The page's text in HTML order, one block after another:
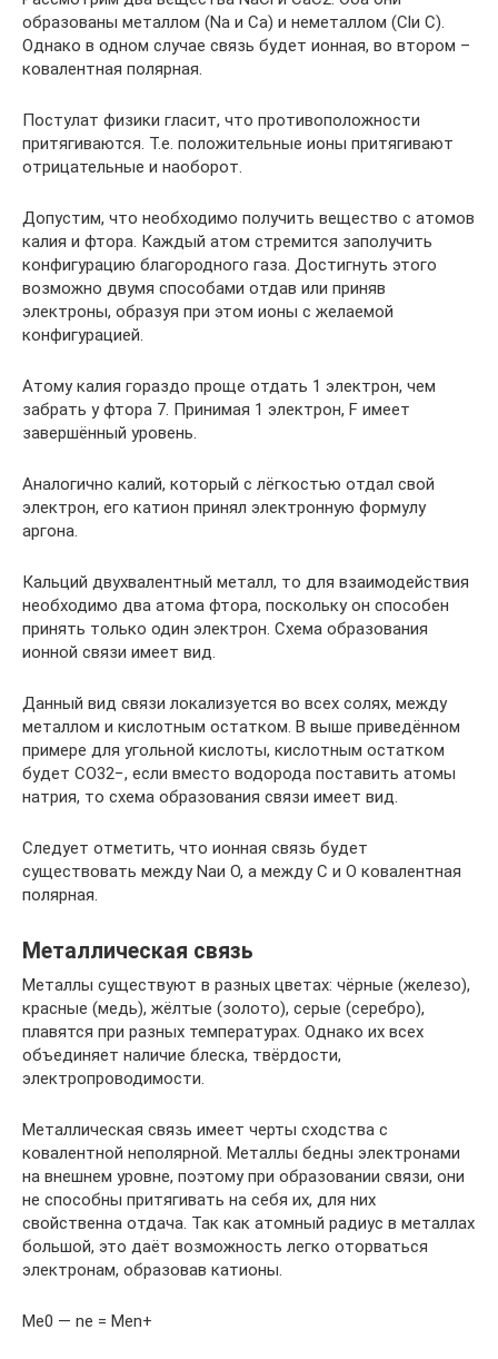
образованы металлом (Na и Са) и неметаллом (Clи С).
Однако в одном случае связь будет ионная, во втором –
ковалентная полярная.
Постулат физики гласит, что противоположности
притягиваются. Т.е. положительные ионы притягивают
отрицательные и наоборот.
Допустим, что необходимо получить вещество с атомов
калия и фтора. Каждый атом стремится заполучить
конфигурацию благородного газа. Достигнуть этого
возможно двумя способами отдав или приняв
электроны, образуя при этом ионы с желаемой
конфигурацией.
Атому калия гораздо проще отдать 1 электрон, чем
забрать у фтора 7. Принимая 1 электрон, F имеет
завершённый уровень.
Аналогично калий, который с лёгкостью отдал свой
электрон, его катион принял электронную формулу
аргона.
Кальций двухвалентный металл, то для взаимодействия
необходимо два атома фтора, поскольку он способен
принять только один электрон. Схема образования
ионной связи имеет вид.
Данный вид связи локализуется во всех солях, между
металлом и кислотным остатком. В выше приведённом
примере для угольной кислоты, кислотным остатком
будет СО32−, если вместо водорода поставить атомы
натрия, то схема образования связи имеет вид.
Следует отметить, что ионная связь будет
существовать между Naи О, а между С и О ковалентная
полярная.
Металлическая связь
Металлы существуют в разных цветах: чёрные (железо),
красные (медь), жёлтые (золото), серые (серебро),
плавятся при разных температурах. Однако их всех
объединяет наличие блеска, твёрдости,
электропроводимости.
Металлическая связь имеет черты сходства с
ковалентной неполярной. Металлы бедны электронами
на внешнем уровне, поэтому при образовании связи, они
не способны притягивать на себя их, для них
свойственна отдача. Так как атомный радиус в металлах
большой, это даёт возможность легко оторваться
электронам, образовав катионы.
Me0 — ne = Men+